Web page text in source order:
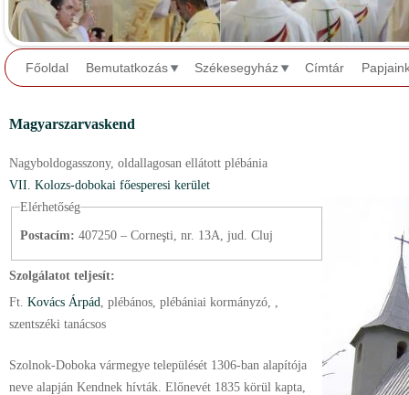
Főoldal Bemutatkozás Székesegyház Címtár
Magyarszarvaskend
Nagyboldogasszony, oldallagosan ellátott plébánia
VII. Kolozs-dobokai főesperesi kerület
Elérhetőség
Postacím: 407250 – Corneşti, nr. 13A, jud. Cluj
Szolgálatot teljesít:
Ft. Kovács Árpád , plébános , plébániai kormányzó
szentszéki tanácsos
Szolnok-Doboka vármegye települését 1306-ban alapítója
neve alapján Kendnek hívták. Előnevét 1835 körül kapta,